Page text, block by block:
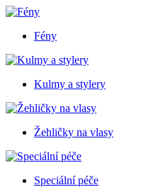
Fény
Kulmy a stylery
Žehličky na vlasy
Speciální péče